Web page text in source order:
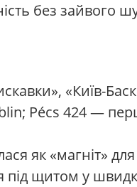
без зайвого
«Київ-
Pécs 424 —
як «магніт» для
щитом у